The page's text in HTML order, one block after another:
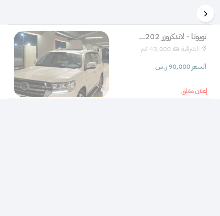
تويوتا - لاندكروزر 202...
الشرقية
43,000 كم
السعر 90,000 ر.س
إعلان مغلق